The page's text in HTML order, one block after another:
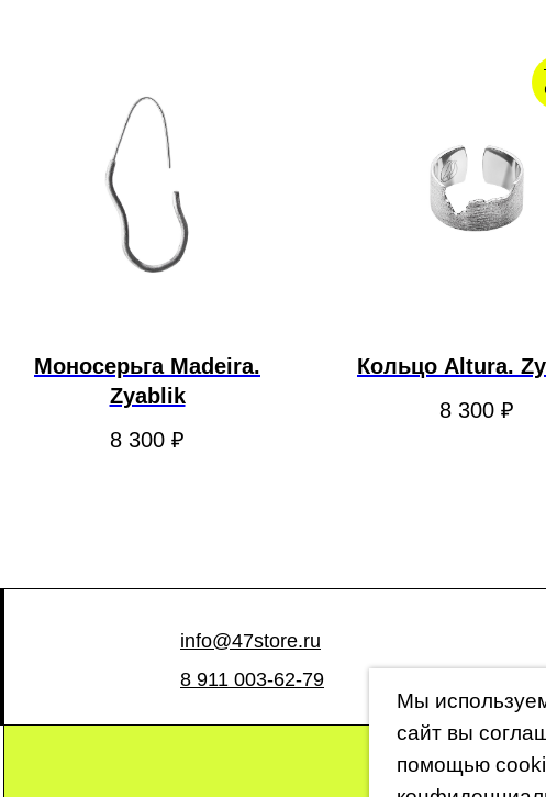
Мы
сайт вы
помощью
Моносерьга Madeira.
Zyablik
8 300 ₽
Кольцо Altura.
8 300 ₽
info@47store.ru
8 911 003-62-79